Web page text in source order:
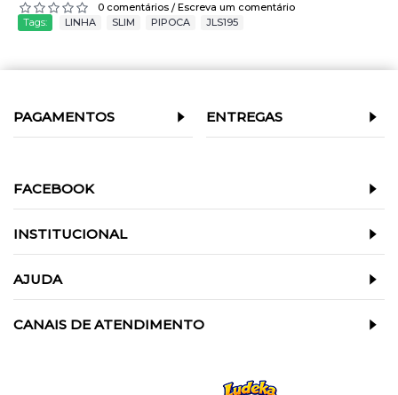
0 comentários / Escreva um comentário
Tags:
LINHA SLIM PIPOCA JLS195
PAGAMENTOS ENTREGAS
FACEBOOK
INSTITUCIONAL
AJUDA
CANAIS DE ATENDIMENTO